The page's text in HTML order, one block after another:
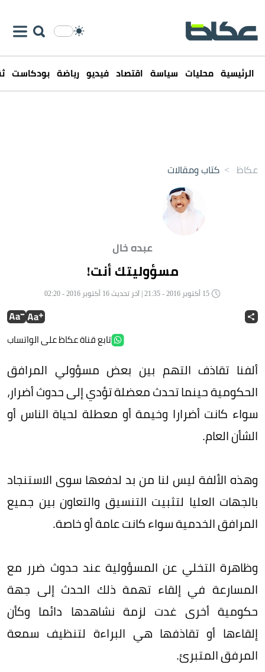
الرئيسية محليات سياسة اقتصاد فيديو رياضة بودكاست
عكاظ > كتاب ومقالات
عبده خال
مسؤوليتك أنت!
تابع قناة عكاظ على الواتساب
ألفنا تقاذف التهم بين بعض مسؤولي المرافق
الحكومية حينما تحدث معضلة تؤدي إلى حدوث أضرار،
سواء كانت أضرارا وخيمة أو معطلة لحياة الناس أو
الشأن العام.
وهذه الألفة ليس لنا من بد لدفعها سوى الاستنجاد
بالجهات العليا لتثبيت التنسيق والتعاون بين جميع
المرافق الخدمية سواء كانت عامة أو خاصة.
وظاهرة التخلي عن المسؤولية عند حدوث ضرر مع
المسارعة في إلقاء تهمة ذلك الحدث إلى جهة
حكومية أخرى غدت لزمة نشاهدها دائما وكأن
إلقاءها أو تقاذفها هي البراءة لتنظيف سمعة
المرفق المتبرئ.